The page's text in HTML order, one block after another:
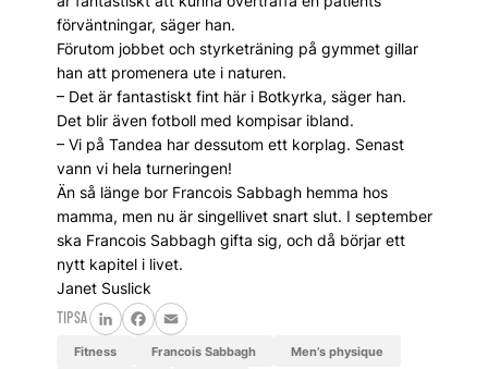
förväntningar, säger han.
Förutom jobbet och styrketräning på gymmet gillar
han att promenera ute i naturen.
– Det är fantastiskt fint här i Botkyrka, säger han.
Det blir även fotboll med kompisar ibland.
– Vi på Tandea har dessutom ett korplag. Senast
vann vi hela turneringen!
Än så länge bor Francois Sabbagh hemma hos
mamma, men nu är singellivet snart slut. I september
ska Francois Sabbagh gifta sig, och då börjar ett
nytt kapitel i livet.
Janet Suslick
TIPSA
LinkedInFacebook
Email
fitness Francois Sabbagh men’s physique